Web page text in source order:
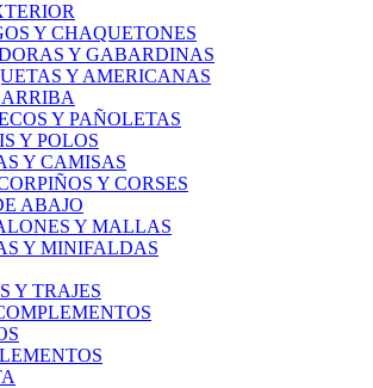
Y CHAQUETONES
Y GABARDINAS
Y AMERICANAS
ARRIBA
Y PAÑOLETAS
Y POLOS
Y CAMISAS
Y CORSES
ABAJO
Y MALLAS
Y MINIFALDAS
Y TRAJES